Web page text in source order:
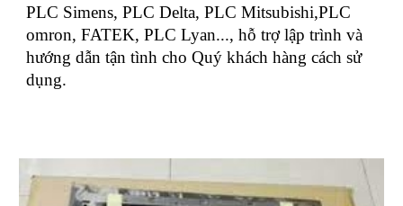
PLC Simens, PLC Delta, PLC Mitsubishi,PLC
omron, FATEK, PLC Lyan..., hỗ trợ lập trình và
hướng dẫn tận tình cho Quý khách hàng cách sử
dụng.